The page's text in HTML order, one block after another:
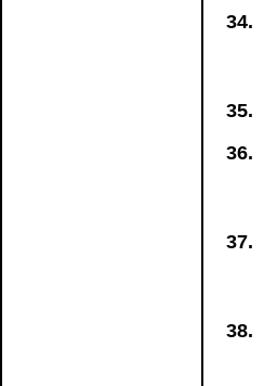
34.
35.
36.
37.
38.